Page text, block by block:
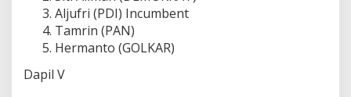
Aljufri (PDI) Incumbent
Tamrin (PAN)
Hermanto (GOLKAR)
Dapil V